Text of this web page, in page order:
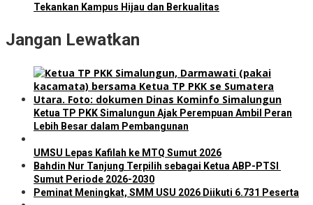
Tekankan Kampus Hijau dan Berkualitas
Jangan Lewatkan
Ketua TP PKK Simalungun Ajak Perempuan Ambil Peran
Lebih Besar dalam Pembangunan
UMSU Lepas Kafilah ke MTQ Sumut 2026
Bahdin Nur Tanjung Terpilih sebagai Ketua ABP-PTSI
Sumut Periode 2026-2030
Peminat Meningkat, SMM USU 2026 Diikuti 6.731 Peserta